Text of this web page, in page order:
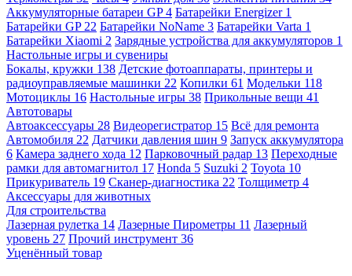
Аккумуляторные батареи GP4 Батарейки Energizer 1
Батарейки GP 22 Батарейки NoName 3 Батарейки Varta 1
Батарейки Xiaomi 2 Зарядные устройства для аккумуляторов 1
Настольные игры и сувениры
Бокалы, кружки 138 Детские фотоаппараты, принтеры и
радиоуправляемые машинки 22 Копилки 61 Модельки 118
Мотоциклы 16 Настольные игры 38 Прикольные вещи 41
Автотовары
Автоаксессуары 28 Видеорегистратор 15 Всё для ремонта
Автомобиля 22 Датчики давления шин 9 Запуск аккумулятора
6 Камера заднего хода 12 Парковочный радар 13 Переходные
рамки для автомагнитол 17 Honda 5 Suzuki 2 Toyota 10
Прикуриватель 19 Сканер-диагностика 22 Толщиметр 4
Аксессуары для животных
Для строительства
Лазерная рулетка 14 Лазерные Пирометры 11 Лазерный
уровень 27 Прочий инструмент 36
Уценённый товар